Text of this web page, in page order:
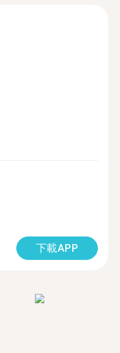
下載APP